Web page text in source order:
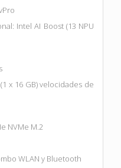
Intel AI Boost (13 NPU
x 16 GB) velocidades de
NVMe M.2
WLAN y Bluetooth